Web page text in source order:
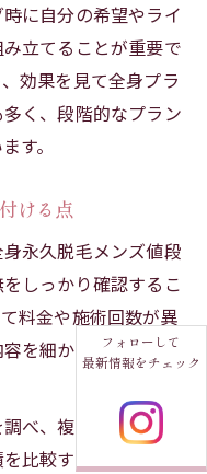
に自分の希望やライ
立てることが重要で
効果を見て全身プラ
く、段階的なプラン
す。
ける点
永久脱毛メンズ値段
しっかり確認するこ
料金や施術回数が異
を細かくチェックし
べ、複数のクリニッ
比較することも重要
フォローして
最新情報をチェック